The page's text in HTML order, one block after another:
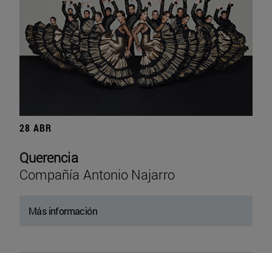
28 ABR
Querencia
Compañía Antonio Najarro
Más información